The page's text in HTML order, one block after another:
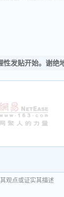
发贴开始。谢绝
观点或证实其描述